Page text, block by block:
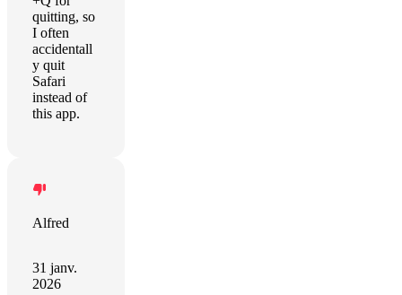
quitting, so
I often
accidentall
y quit
Safari
instead of
this app.
Alfred
31 janv.
2026